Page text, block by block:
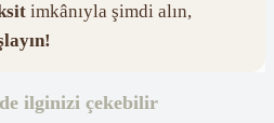
imkânıyla şimdi alın,
ilginizi çekebilir